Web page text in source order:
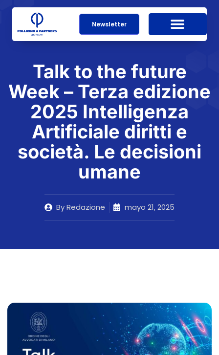
Newsletter
Talk to the future
Week – Terza edizione
2025 Intelligenza
Artificiale diritti e
società. Le decisioni
umane
ByRedazione mayo 21, 2025